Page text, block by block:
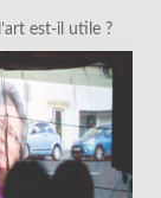
est-il utile ?